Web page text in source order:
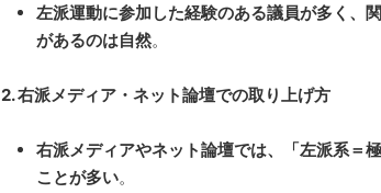
左派運動に参加した経験のある議員が多く、
があるのは自然。
2. 右派メディア・ネット論壇での取り上げ方
右派メディアやネット論壇では、「左派系＝
ことが多い。